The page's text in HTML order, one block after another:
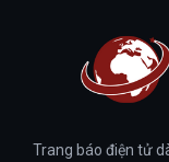
Trang báo điện tử